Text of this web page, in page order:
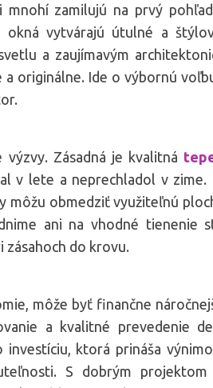
zamilujú na prvý
vytvárajú útulné a
a zaujímavým
originálne. Ide o výbornú
výzvy. Zásadná je kvalitná
v lete a neprechladol v
obmedziť využiteľnú
ani na vhodné tienenie
do krovu.
môže byť finančne
a kvalitné prevedenie
ktorá prináša
S dobrým projektom